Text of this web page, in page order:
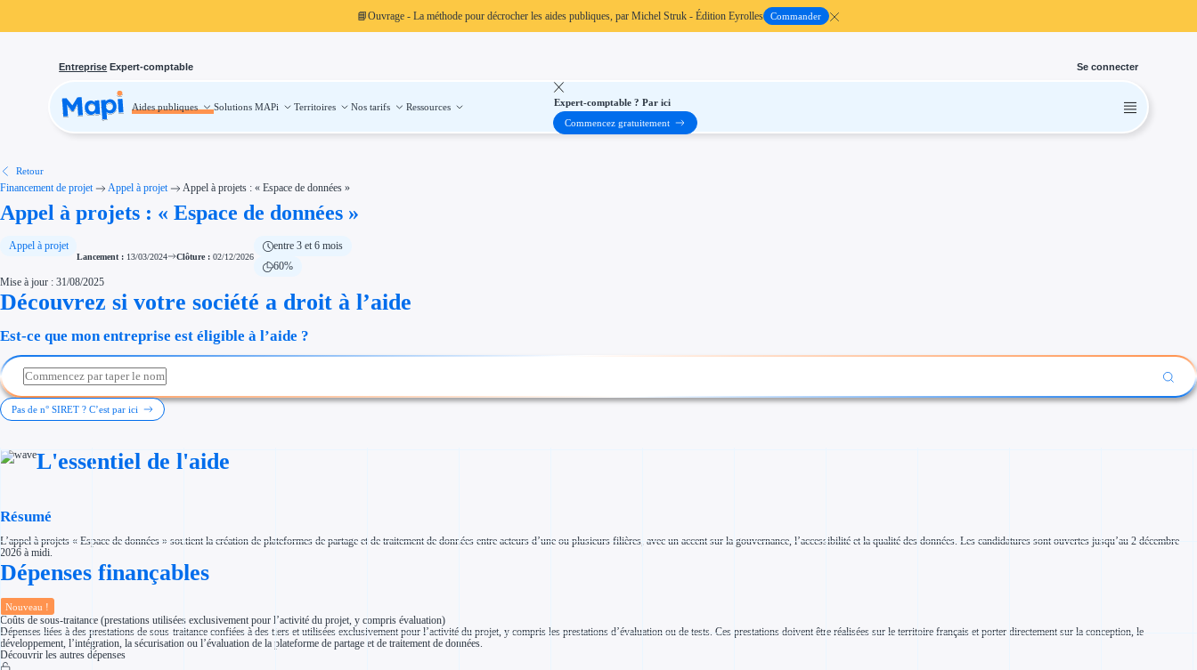
📘Ouvrage - La méthode pour décrocher les aides publiques, par Michel Struk - Édition Eyrolles Commander
Entreprise Expert-comptable Se connecter
Aides publiques Solutions MAPi Territoires Nos tarifs Ressources
Aides publiques
Investissement
Thématiques
Financement innovation
Transition écologique
Développement international
Économies d'énergie et d'eau
Aides RSE entreprise
Cession d'entreprise
Entreprise en difficulté
Type de financements
Aides sans remboursement
Subventions
Investir dans une entreprise
Aides Urssaf
Prêts publics
Par financeur
Aides Bpifrance
Aides ADEME
Simulateur d'éligibilité
Trouvez des idées de dépenses éligibles
Quelles aides pour votre secteur ?
Expert-comptable ? Par ici
Commencez gratuitement
Retour
Financement de projet Appel à projet Appel à projets : « Espace de données »
Appel à projets : « Espace de données »
Appel à projet
Lancement : 13/03/2024 Clôture : 02/12/2026
entre 3 et 6 mois
60%
Mise à jour : 31/08/2025
Découvrez si votre société a droit à l’aide
Est-ce que mon entreprise est éligible à l’aide ?
Pas de n° SIRET ? C’est par ici
L'essentiel de l'aide
Résumé
L’appel à projets « Espace de données » soutient la création de plateformes de partage et de traitement de données entre acteurs d’une ou plusieurs filières, avec un accent sur la gouvernance, l’accessibilité et la qualité des données. Les candidatures sont ouvertes jusqu’au 2 décembre
2026 à midi.
Dépenses finançables
Nouveau !
Coûts de sous-traitance (prestations utilisées exclusivement pour l’activité du projet, y compris évaluation)
Dépenses liées à des prestations de sous-traitance confiées à des tiers et utilisées exclusivement pour l’activité du projet, y compris les prestations d’évaluation ou de tests. Ces prestations doivent être réalisées sur le territoire français et porter directement sur la conception, le
développement, l’intégration, la sécurisation ou l’évaluation de la plateforme de partage et de traitement de données.
Découvrir les autres dépenses